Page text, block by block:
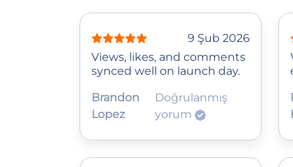
9 Şub 2026
Views, likes, and comments
synced well on launch day.
Brandon
Lopez
Doğrulanmış
yorum